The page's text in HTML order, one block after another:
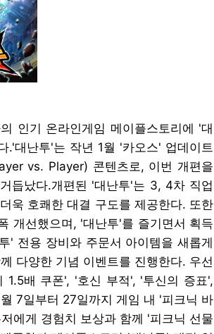
인기 온라인게임 메이플스토리에 '대
.'대난투'는 작년 1월 '카오스' 업데이트
vs. Player) 콘텐츠로, 이번 개편을
듭났다.개편된 '대난투'는 3, 4차 직업
욱 호쾌한 대결 구도를 제공한다. 또한
개선했으며, '대난투'를 즐기면서 획득
' 전용 장비와 주문서 아이템을 새롭게
다양한 기념 이벤트를 진행한다. 우선
배 쿠폰', '호신 부적', '투신의 증표',
7일부터 27일까지 게임 내 '피크닉 바
에게 경험치 보상과 함께 '피크닉 선물